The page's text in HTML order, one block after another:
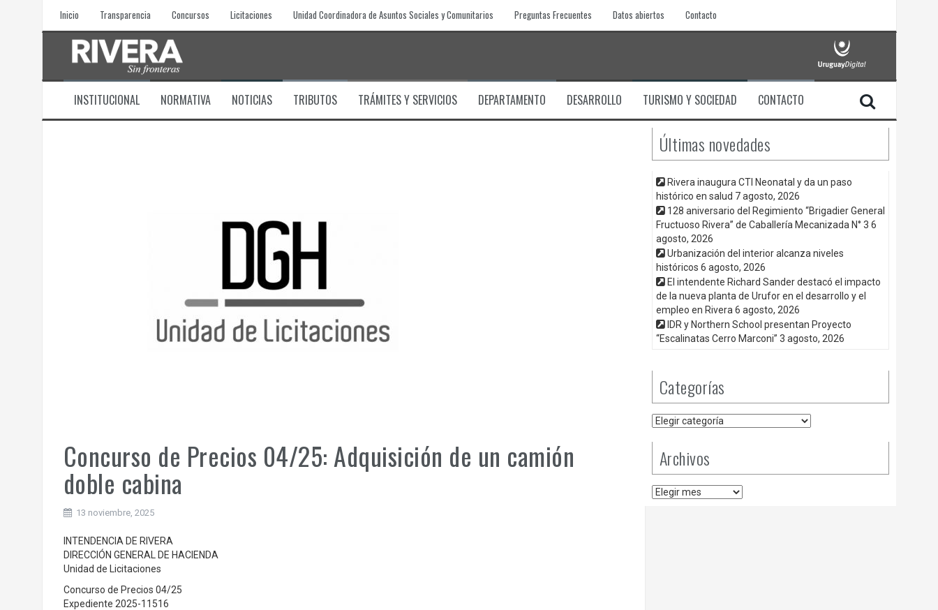
Inicio Transparencia Concursos Licitaciones Unidad Coordinadora de Asuntos Sociales y Comunitarios Preguntas Frecuentes Datos abiertos Contacto
INSTITUCIONAL NORMATIVA NOTICIAS TRIBUTOS TRÁMITES Y SERVICIOS DEPARTAMENTO DESARROLLO TURISMO Y SOCIEDAD CONTACTO
Concurso de Precios 04/25: Adquisición de un camión
doble cabina
13 noviembre, 2025
INTENDENCIA DE RIVERA
DIRECCIÓN GENERAL DE HACIENDA
Unidad de Licitaciones
Concurso de Precios 04/25
Expediente 2025-11516
Últimas novedades
Rivera inaugura CTI Neonatal y da un paso
histórico en salud 7 agosto, 2026
128 aniversario del Regimiento “Brigadier General
Fructuoso Rivera” de Caballería Mecanizada N° 3 6
agosto, 2026
Urbanización del interior alcanza niveles
históricos 6 agosto, 2026
El intendente Richard Sander destacó el impacto
de la nueva planta de Urufor en el desarrollo y el
empleo en Rivera 6 agosto, 2026
IDR y Northern School presentan Proyecto
“Escalinatas Cerro Marconi” 3 agosto, 2026
Categorías
Categorías
Archivos
Archivos